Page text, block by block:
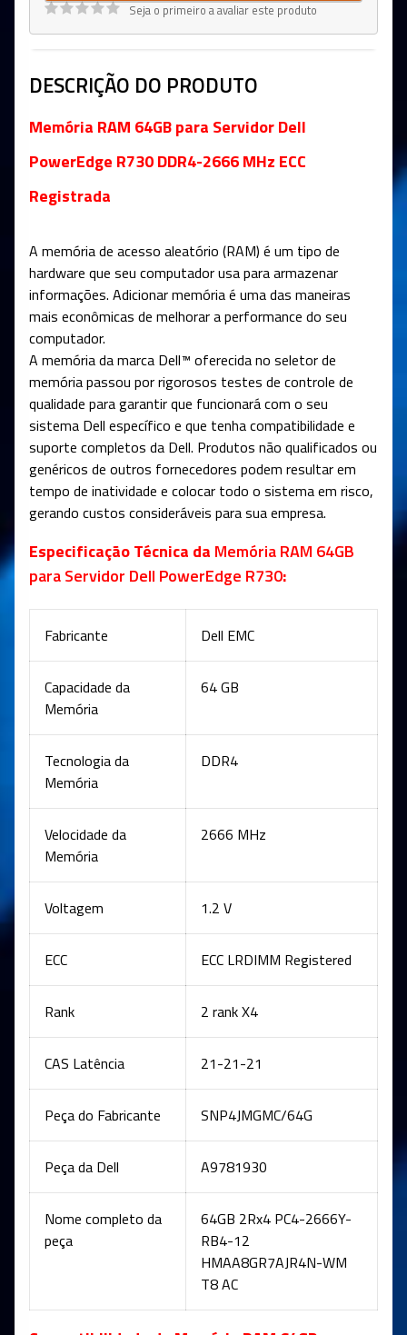
Seja o primeiro a avaliar este produto
DESCRIÇÃO DO PRODUTO
Memória RAM 64GB para Servidor Dell
PowerEdge R730 DDR4-2666 MHz ECC
Registrada
A memória de acesso aleatório (RAM) é um tipo de
hardware que seu computador usa para armazenar
informações. Adicionar memória é uma das maneiras
mais econômicas de melhorar a performance do seu
computador.
A memória da marca Dell™ oferecida no seletor de
memória passou por rigorosos testes de controle de
qualidade para garantir que funcionará com o seu
sistema Dell específico e que tenha compatibilidade e
suporte completos da Dell. Produtos não qualificados ou
genéricos de outros fornecedores podem resultar em
tempo de inatividade e colocar todo o sistema em risco,
gerando custos consideráveis para sua empresa.
Especificação Técnica da Memória RAM 64GB
para Servidor Dell PowerEdge R730:
Fabricante Dell EMC
Capacidade da
Memória
64 GB
Tecnologia da
Memória
DDR4
Velocidade da
Memória
2666 MHz
Voltagem 1.2 V
ECC ECC LRDIMM Registered
Rank 2 rank X4
CAS Latência 21-21-21
Peça do Fabricante SNP4JMGMC/64G
Peça da Dell A9781930
Nome completo da
peça
64GB 2Rx4 PC4-2666Y-
RB4-12
HMAA8GR7AJR4N-WM
T8 AC